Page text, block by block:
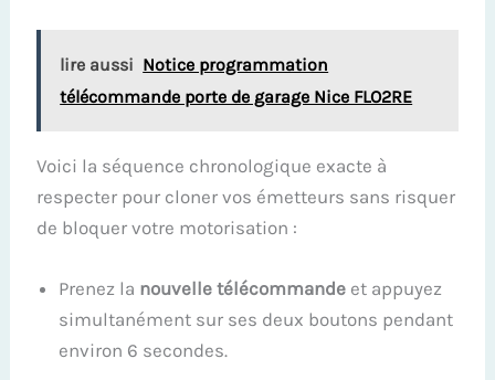
lire aussi Notice programmation
télécommande porte de garage Nice FLO2RE
Voici la séquence chronologique exacte à
respecter pour cloner vos émetteurs sans risquer
de bloquer votre motorisation :
Prenez la nouvelle télécommande et appuyez
simultanément sur ses deux boutons pendant
environ 6 secondes.